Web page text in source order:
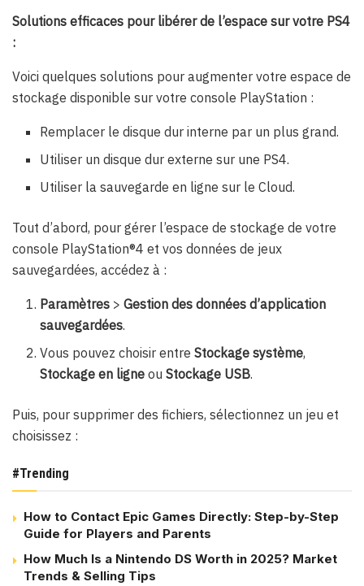
Solutions efficaces pour libérer de l’espace sur votre PS4
:
Voici quelques solutions pour augmenter votre espace de
stockage disponible sur votre console PlayStation :
Remplacer le disque dur interne par un plus grand.
Utiliser un disque dur externe sur une PS4.
Utiliser la sauvegarde en ligne sur le Cloud.
Tout d’abord, pour gérer l’espace de stockage de votre
console PlayStation®4 et vos données de jeux
sauvegardées, accédez à :
Paramètres >Gestion des données d’application
sauvegardées.
Vous pouvez choisir entreStockage système,
Stockage en ligne ouStockage USB.
Puis, pour supprimer des fichiers, sélectionnez un jeu et
choisissez :
#Trending
How to Contact Epic Games Directly: Step-by-Step
Guide for Players and Parents
How Much Is a Nintendo DS Worth in 2025? Market
Trends & Selling Tips